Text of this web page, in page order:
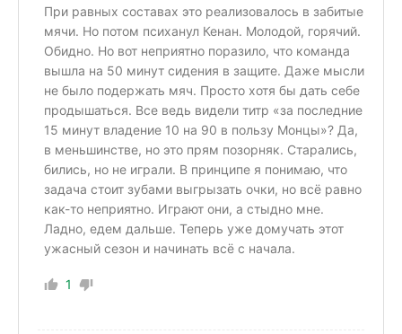
При равных составах это реализовалось в забитые
мячи. Но потом психанул Кенан. Молодой, горячий.
Обидно. Но вот неприятно поразило, что команда
вышла на 50 минут сидения в защите. Даже мысли
не было подержать мяч. Просто хотя бы дать себе
продышаться. Все ведь видели титр «за последние
15 минут владение 10 на 90 в пользу Монцы»? Да,
в меньшинстве, но это прям позорняк. Старались,
бились, но не играли. В принципе я понимаю, что
задача стоит зубами выгрызать очки, но всё равно
как-то неприятно. Играют они, а стыдно мне.
Ладно, едем дальше. Теперь уже домучать этот
ужасный сезон и начинать всё с начала.
1